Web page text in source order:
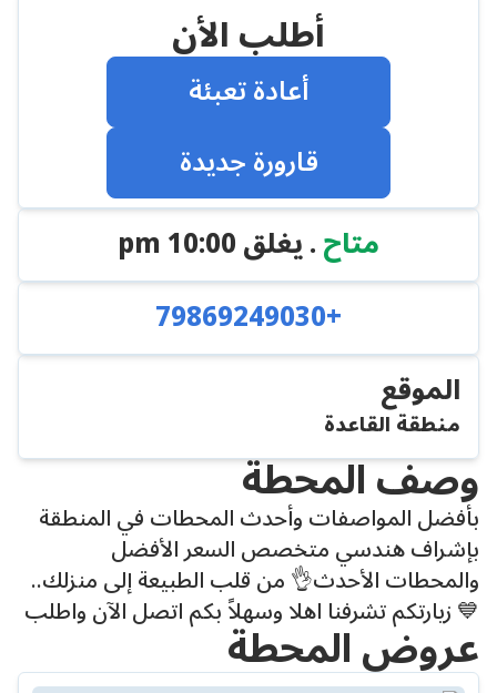
أطلب الأن
أعادة تعبئة
قارورة جديدة
متاح. يغلق10:00 pm
+79869249030
الموقع
منطقة القاعدة
وصف المحطة
بأفضل المواصفات وأحدث المحطات في المنطقة
بإشراف هندسي متخصص السعر الأفضل
والمحطات الأحدث👌 من قلب الطبيعة إلى منزلك..
💙 زيارتكم تشرفنا اهلا وسهلاً بكم اتصل الآن واطلب
عروض المحطة